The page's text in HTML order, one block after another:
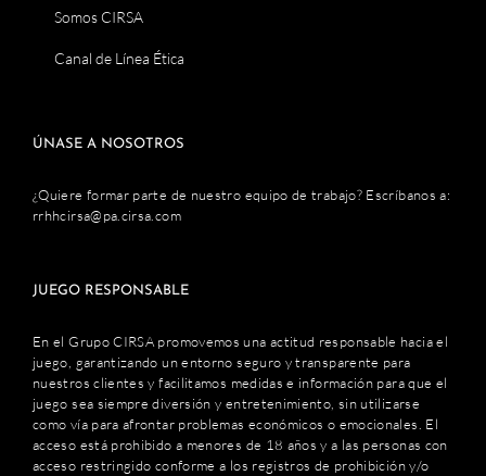
Somos CIRSA
Canal de Línea Ética
ÚNASE A NOSOTROS
¿Quiere formar parte de nuestro equipo de trabajo? Escríbanos a:
rrhhcirsa@pa.cirsa.com
JUEGO RESPONSABLE
En el Grupo CIRSA promovemos una actitud responsable hacia el
juego, garantizando un entorno seguro y transparente para
nuestros clientes y facilitamos medidas e información para que el
juego sea siempre diversión y entretenimiento, sin utilizarse
como vía para afrontar problemas económicos o emocionales. El
acceso está prohibido a menores de 18 años y a las personas con
acceso restringido conforme a los registros de prohibición y/o